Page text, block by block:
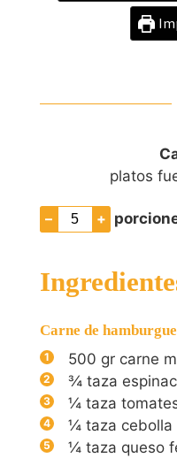
platos
– +
Carne de
500 gr carne
¾ taza
¼ taza
¼ taza cebolla
¼ taza queso